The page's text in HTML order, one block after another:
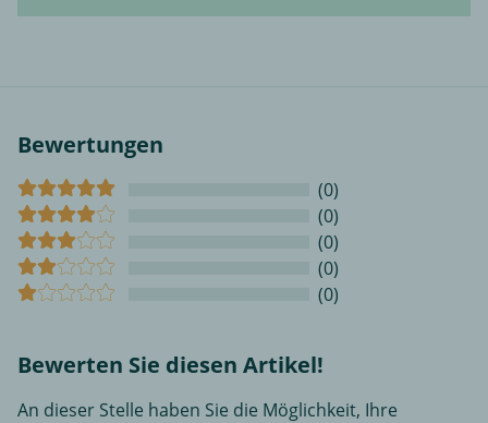
Bewertungen
(0)
(0)
(0)
(0)
(0)
Bewerten Sie diesen Artikel!
An dieser Stelle haben Sie die Möglichkeit, Ihre